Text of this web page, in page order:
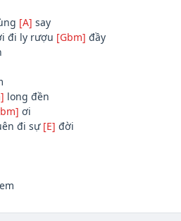
[A] say
đi ly rượu [Gbm] đầy
long đền
ơi
đi sự [E] đời